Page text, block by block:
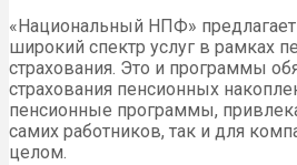
«Национальный НПФ»
широкий спектр услуг в рамках
страхования. Это и программы
страхования пенсионных
пенсионные программы,
самих работников, так и для
целом.